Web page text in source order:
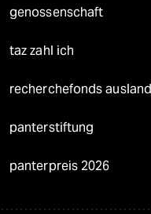
genossenschaft
taz zahl ich
recherchefonds ausland
panterstiftung
panterpreis 2026